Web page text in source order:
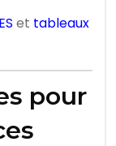
et tableaux
pour